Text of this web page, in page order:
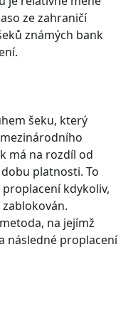
ze zahraničí
známých bank
šeku, který
má na rozdíl od
platnosti. To
kdykoliv,
na jejímž
následné proplacení